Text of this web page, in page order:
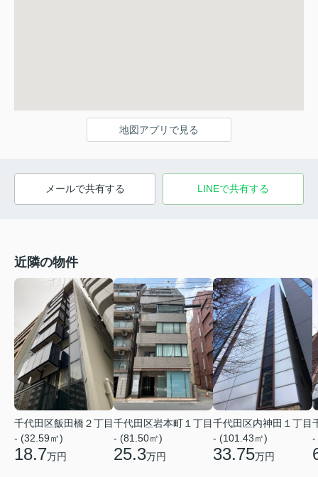
地図アプリで見る
メールで共有する LINEで共有する
近隣の物件
千代田区飯田橋２丁目
- (32.59㎡)
18.7万円
千代田区岩本町１丁目
- (81.50㎡)
25.3万円
千代田区内神田１丁目
- (101.43㎡)
33.75万円
-